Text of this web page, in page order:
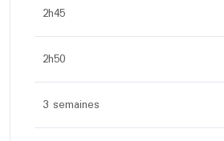
2h45
2h50
3 semaines